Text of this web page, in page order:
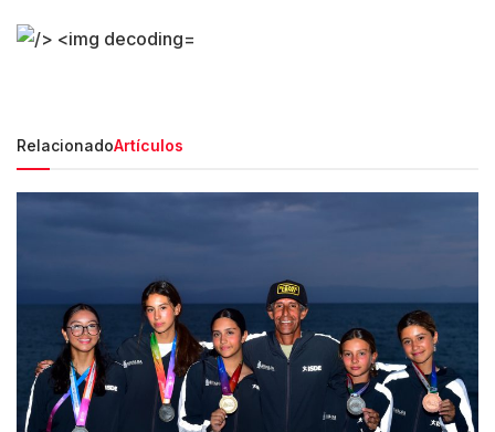
RelacionadoArtículos